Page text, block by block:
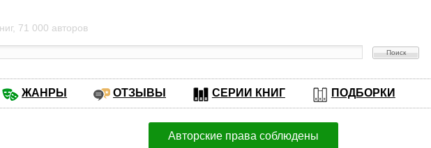
71 000 авторов
ЖАНРЫ ОТЗЫВЫ СЕРИИ КНИГ ПОДБОРКИ
Авторские права соблюдены